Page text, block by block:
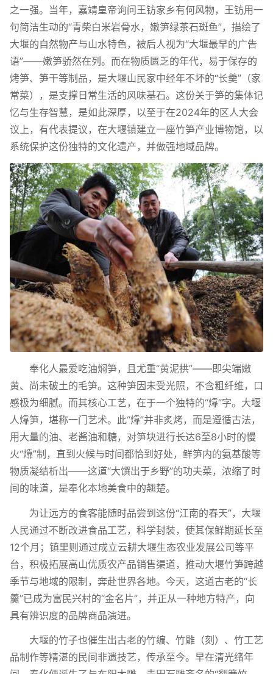
之一强。当年，嘉靖皇帝询问王钫家乡有何风物，王钫用一
句简洁生动的“青柴白米岩骨水，嫩笋绿茶石斑鱼”，描绘了
大堰的自然物产与山水特色，被后人视为“大堰最早的广告
语”——嫩笋骄然在列。而在物质匮乏的年代，易于保存的
烤笋、笋干等制品，是大堰山民家中经年不坏的“长羹”（家
常菜），是支撑日常生活的风味基石。这份关于笋的集体记
忆与生存智慧，是如此深厚，以至于在2024年的区人大会
议上，有代表提议，在大堰镇建立一座竹笋产业博物馆，以
系统保护这份独特的文化遗产，并做强地域品牌。
奉化人最爱吃油焖笋，且尤重“黄泥拱”——即尖端嫩
黄、尚未破土的毛笋。这种笋因未受光照，不含粗纤维，口
感极为细腻。而其核心工艺，在于一个独特的“㸆”字。大堰
人㸆笋，堪称一门艺术。此“㸆”并非炙烤，而是遵循古法，
用大量的油、老酱油和糖，对笋块进行长达6至8小时的慢
火“㸆”制，直到火候与时间都恰到好处，鲜笋内的氨基酸等
物质凝结析出——这道“大馔出于乡野”的功夫菜，浓缩了时
间的味道，是奉化本地美食中的翘楚。
为让远方的食客能随时品尝到这份“江南的春天”，大堰
人民通过不断改进食品工艺，科学封装，使其保鲜期延长至
12个月；镇里则通过成立云耕大堰生态农业发展公司等平
台，积极拓展高山优质农产品销售渠道，推动大堰竹笋跨越
季节与地域的限制，奔赴世界各地。今天，这道古老的“长
羹”已成为富民兴村的“金名片”，并正从一种地方特产，向
具有辨识度的品牌商品演进。
大堰的竹子也催生出古老的竹编、竹雕（刻）、竹工艺
品制作等精湛的民间非遗技艺，传承至今。早在清光绪年